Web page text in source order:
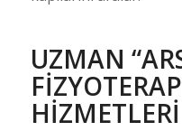
UZMAN
HIZMETLERI